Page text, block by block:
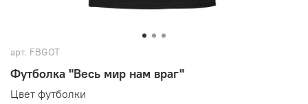
арт. FBGOT
Футболка "Весь мир нам враг"
Цвет футболки